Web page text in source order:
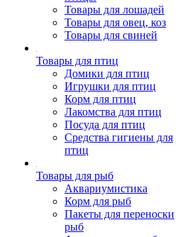
Товары для лошадей
Товары для овец, коз
Товары для свиней
Товары для птиц
Домики для птиц
Игрушки для птиц
Корм для птиц
Лакомства для птиц
Посуда для птиц
Средства гигиены для
птиц
Товары для рыб
Аквариумистика
Корм для рыб
Пакеты для переноски
рыб